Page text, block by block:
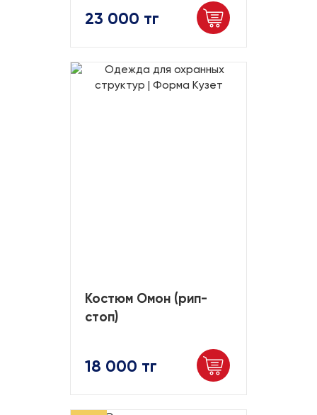
23 000 тг
Костюм Омон (рип-
стоп)
18 000 тг